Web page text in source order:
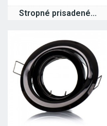
Stropné prisadené...